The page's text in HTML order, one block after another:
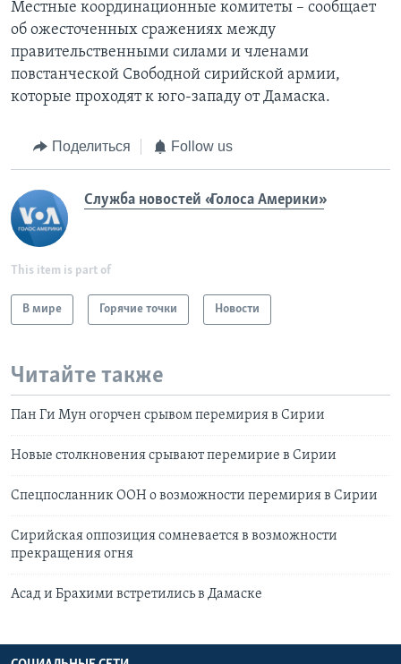
Местные координационные комитеты – сообщает
об ожесточенных сражениях между
правительственными силами и членами
повстанческой Свободной сирийской армии,
которые проходят к юго-западу от Дамаска.
Поделиться Follow us
Служба новостей «Голоса Америки»
This item is part of
В мире Горячие точки Новости
Читайте также
Пан Ги Мун огорчен срывом перемирия в Сирии
Новые столкновения срывают перемирие в Сирии
Спецпосланник ООН о возможности перемирия в Сирии
Сирийская оппозиция сомневается в возможности
прекращения огня
Асад и Брахими встретились в Дамаске